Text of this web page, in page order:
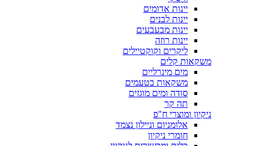
יינות אדומים
יינות לבנים
יינות מבעבעים
יינות רוזה
ליקרים וקוקטיילים
משקאות קלים
מים מינרליים
משקאות בטעמים
סודה ומים מוגזים
תה קר
ניקיון ומוצרי ח"פ
אלומניום וניילון נצמד
חומרי ניקיון